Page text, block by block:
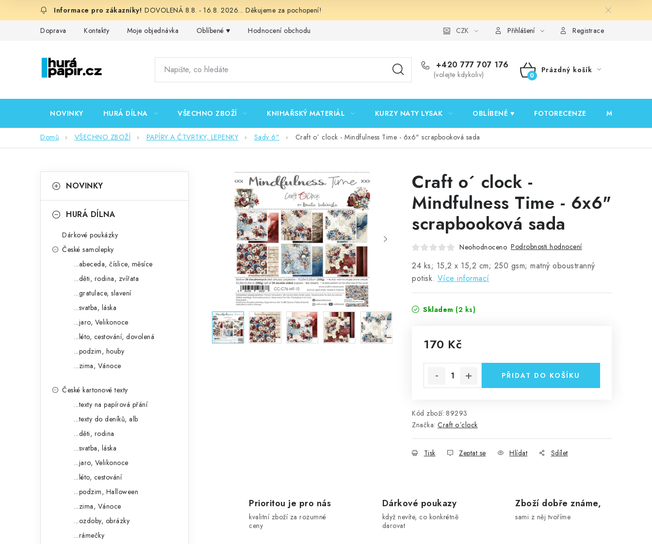
DOVOLENÁ 8.8. - 16.8. 2026... Děkujeme za pochopení!
Doprava Kontakty Moje objednávka Oblíbené ♥️ Hodnocení obchodu Podmínky ochrany osobních údajů Ověřování recenzí
CZK Přihlášení Registrace
+420 777 707 176
(volejte kdykoliv)
NÁKUPNÍ
Prázdný košík
NOVINKY HURÁ DÍLNA VŠECHNO ZBOŽÍ KNIHAŘSKÝ MATERIÁL KURZY NATY LYSAK OBLÍBENÉ ♥️ FOTORECENZE MOJE
Domů VŠECHNO ZBOŽÍ PAPÍRY A ČTVRTKY, LEPENKY Sady 6" Craft o´ clock - Mindfulness Time - 6x6" scrapbooková sada
okategorie
a
NOVINKY
HURÁ DÍLNA
Dárkové poukázky
České samolepky
...abeceda, číslice, měsíce
...děti, rodina, zvířata
...gratulace, slavení
...svatba, láska
...jaro, Velikonoce
...léto, cestování, dovolená
...podzim, houby
...zima, Vánoce
České kartonové texty
...texty na papírová přání
...texty do deníků, alb
...děti, rodina
...svatba, láska
...jaro, Velikonoce
...léto, cestování
...podzim, Halloween
...zima, Vánoce
...ozdoby, obrázky
...rámečky
Craft o´ clock -
Mindfulness Time - 6x6"
scrapbooková sada
Neohodnoceno Podrobnosti hodnocení
24 ks; 15,2 x 15,2 cm; 250 gsm; matný oboustranný
potisk. Více informací
Skladem (2 ks)
170 Kč
PŘIDAT DO KOŠÍKU
Kód zboží: 89293
Značka: Craft o´clock
Tisk Zeptat se Hlídat Sdílet
Prioritou je pro nás
kvalitní zboží za rozumné
ceny
Dárkové poukazy
když nevíte, co konkrétně
darovat
Zboží dobře známe,
sami z něj tvoříme